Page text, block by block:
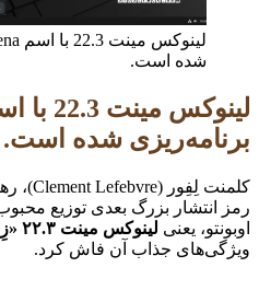
شده است.
برنامه‌ریزی شده است.
کلمنت لِفِور (Clement Lefebvre)، رهبر
رمز انتشار بزرگ بعدی توزیع
اوبونتو، یعنی لینوکس مینت ۲۲.۳ «زِنا» (Zena)
ویژگی‌های جذاب آن فاش کرد.